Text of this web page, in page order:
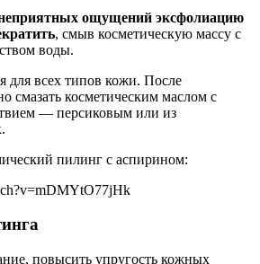
ощущений эксфолиацию
, смыв косметическую массу с
воды.
для всех типов кожи. После
смазать косметическим маслом с
— персиковым или из
пилинг с аспирином:
повысить упругость кожных